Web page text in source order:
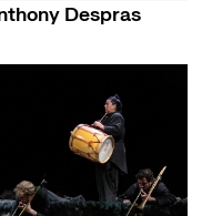
Despras